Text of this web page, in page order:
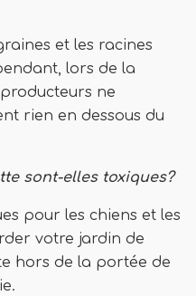
et les racines
lors de la
ne
rien en dessous du
sont-elles toxiques?
pour les chiens et les
votre jardin de
hors de la portée de